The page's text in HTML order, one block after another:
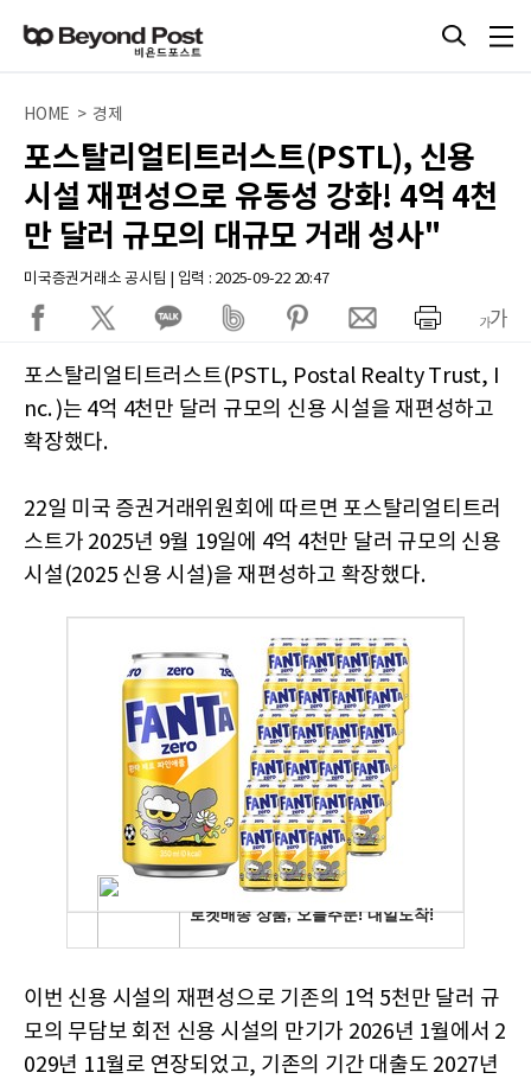
HOME > 경제
포스탈리얼티트러스트(PSTL), 신용
시설 재편성으로 유동성 강화! 4억 4천
만 달러 규모의 대규모 거래 성사"
미국증권거래소 공시팀 | 입력 : 2025-09-22 20:47
포스탈리얼티트러스트(PSTL, Postal Realty Trust, I
nc. )는 4억 4천만 달러 규모의 신용 시설을 재편성하고
확장했다.
22일 미국 증권거래위원회에 따르면 포스탈리얼티트러
스트가 2025년 9월 19일에 4억 4천만 달러 규모의 신용
시설(2025 신용 시설)을 재편성하고 확장했다.
이번 신용 시설의 재편성으로 기존의 1억 5천만 달러 규
모의 무담보 회전 신용 시설의 만기가 2026년 1월에서 2
029년 11월로 연장되었고, 기존의 기간 대출도 2027년